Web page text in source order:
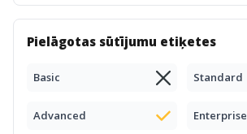
Pielāgotas sūtījumu etiķetes
Basic Standard
Advanced Enterprise